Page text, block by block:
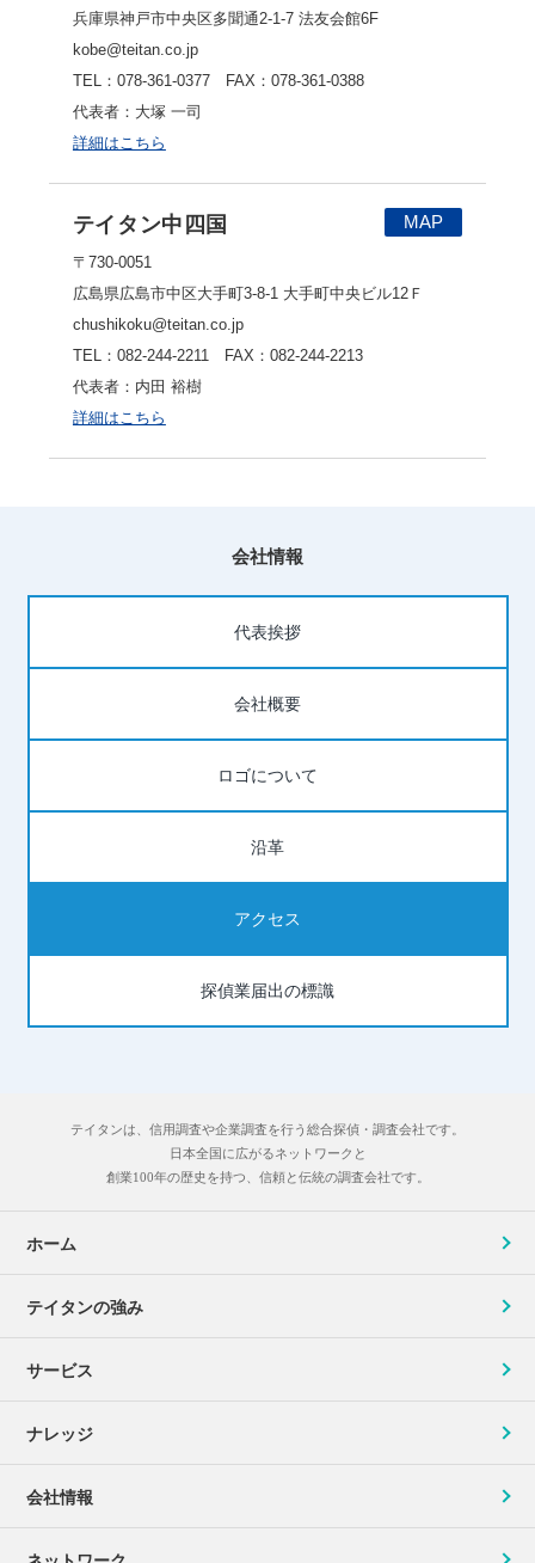
兵庫県神戸市中央区多聞通2-1-7 法友会館6F
kobe@teitan.co.jp
TEL：078-361-0377 FAX：078-361-0388
代表者：大塚 一司
詳細はこちら
テイタン中四国
〒730-0051
広島県広島市中区大手町3-8-1 大手町中央ビル12Ｆ
chushikoku@teitan.co.jp
TEL：082-244-2211 FAX：082-244-2213
代表者：内田 裕樹
詳細はこちら
MAP
会社情報
代表挨拶
会社概要
ロゴについて
沿革
アクセス
探偵業届出の標識
テイタンは、信用調査や企業調査を行う総合探偵・調査会社です。
日本全国に広がるネットワークと
創業100年の歴史を持つ、信頼と伝統の調査会社です。
ホーム
テイタンの強み
サービス
ナレッジ
会社情報